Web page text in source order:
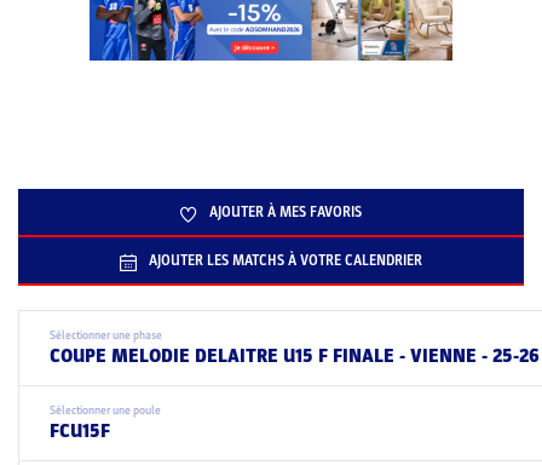
AJOUTER À MES FAVORIS
AJOUTER LES MATCHS À VOTRE CALENDRIER
Sélectionner une phase
COUPE MELODIE DELAITRE U15 F FINALE - VIENNE - 25-26
Sélectionner une poule
FCU15F